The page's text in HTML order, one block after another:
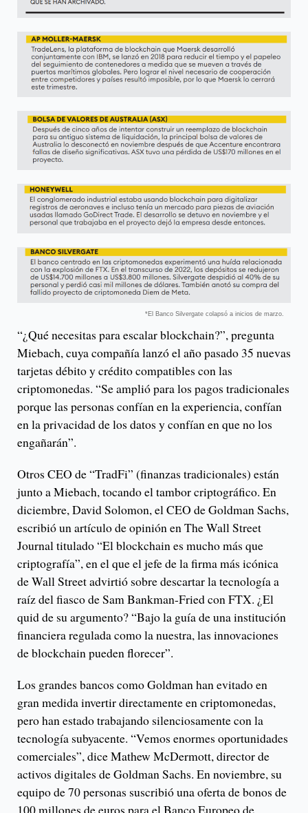
*El Banco Silvergate colapsó a inicios de marzo.
“¿Qué necesitas para escalar blockchain?”, pregunta
Miebach, cuya compañía lanzó el año pasado 35 nuevas
tarjetas débito y crédito compatibles con las
criptomonedas. “Se amplió para los pagos tradicionales
porque las personas confían en la experiencia, confían
en la privacidad de los datos y confían en que no los
engañarán”.
Otros CEO de “TradFi” (finanzas tradicionales) están
junto a Miebach, tocando el tambor criptográfico. En
diciembre, David Solomon, el CEO de Goldman Sachs,
escribió un artículo de opinión en The Wall Street
Journal titulado “El blockchain es mucho más que
criptografía”, en el que el jefe de la firma más icónica
de Wall Street advirtió sobre descartar la tecnología a
raíz del fiasco de Sam Bankman-Fried con FTX. ¿El
quid de su argumento? “Bajo la guía de una institución
financiera regulada como la nuestra, las innovaciones
de blockchain pueden florecer”.
Los grandes bancos como Goldman han evitado en
gran medida invertir directamente en criptomonedas,
pero han estado trabajando silenciosamente con la
tecnología subyacente. “Vemos enormes oportunidades
comerciales”, dice Mathew McDermott, director de
activos digitales de Goldman Sachs. En noviembre, su
equipo de 70 personas suscribió una oferta de bonos de